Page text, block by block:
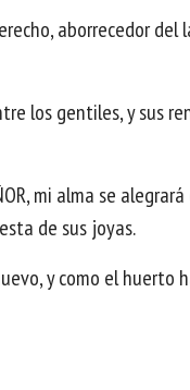
aborrecedor
los gentiles, y sus
mi alma se
de sus joyas.
y como el